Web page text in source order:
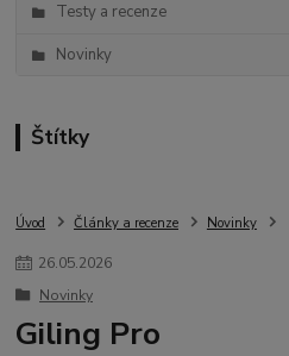
Testy a recenze
Novinky
Štítky
Úvod Články a recenze Novinky
26.05.2026
Novinky
Giling Pro